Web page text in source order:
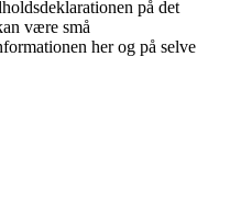
på det
være små
her og på selve